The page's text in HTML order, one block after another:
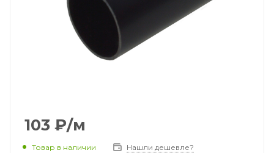
103 ₽/м
Товар в наличии Нашли дешевле?